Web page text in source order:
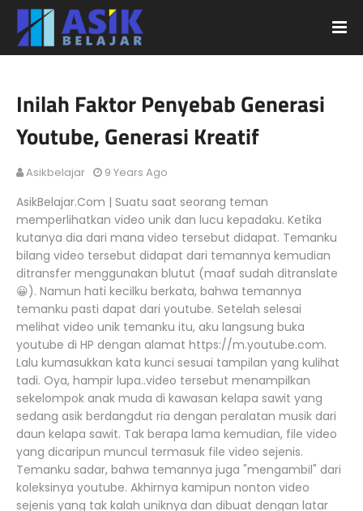
Inilah Faktor Penyebab Generasi
Youtube, Generasi Kreatif
Asikbelajar 9 Years Ago
AsikBelajar.Com | Suatu saat seorang teman
memperlihatkan video unik dan lucu kepadaku. Ketika
kutanya dia dari mana video tersebut didapat. Temanku
bilang video tersebut didapat dari temannya kemudian
ditransfer menggunakan blutut (maaf sudah ditranslate
😀). Namun hati kecilku berkata, bahwa temannya
temanku pasti dapat dari youtube. Setelah selesai
melihat video unik temanku itu, aku langsung buka
youtube di HP dengan alamat https://m.youtube.com.
Lalu kumasukkan kata kunci sesuai tampilan yang kulihat
tadi. Oya, hampir lupa..video tersebut menampilkan
sekelompok anak muda di kawasan kelapa sawit yang
sedang asik berdangdut ria dengan peralatan musik dari
daun kelapa sawit. Tak berapa lama kemudian, file video
yang dicaripun muncul termasuk file video sejenis.
Temanku sadar, bahwa temannya juga "mengambil" dari
koleksinya youtube. Akhirnya kamipun nonton video
sejenis yang tak kalah uniknya dan dibuat dengan latar